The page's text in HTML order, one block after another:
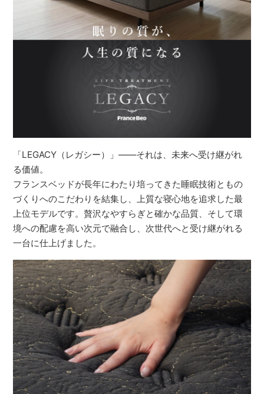
「LEGACY（レガシー）」――それは、未来へ受け継がれ
る価値。
フランスベッドが長年にわたり培ってきた睡眠技術ともの
づくりへのこだわりを結集し、上質な寝心地を追求した最
上位モデルです。贅沢なやすらぎと確かな品質、そして環
境への配慮を高い次元で融合し、次世代へと受け継がれる
一台に仕上げました。